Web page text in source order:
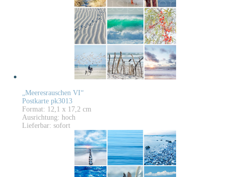
„Meeresrauschen VI“
Postkarte pk3013
Format: 12,1 x 17,2 cm
Ausrichtung: hoch
Lieferbar: sofort